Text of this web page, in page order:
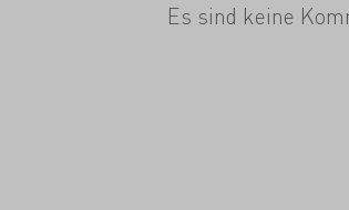
Es sind keine